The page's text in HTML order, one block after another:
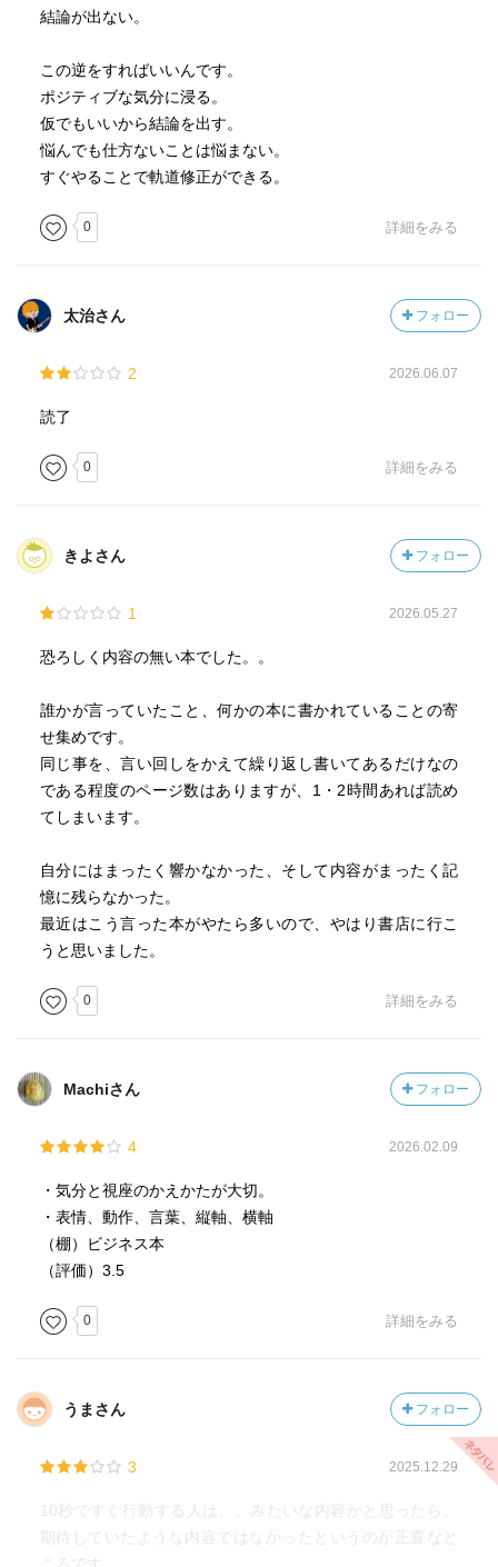
結論が出ない。
この逆をすればいいんです。
ポジティブな気分に浸る。
仮でもいいから結論を出す。
悩んでも仕方ないことは悩まない。
すぐやることで軌道修正ができる。
0 詳細をみる
太治さん フォロー
2 2026.06.07
読了
0 詳細をみる
きよさん フォロー
1 2026.05.27
恐ろしく内容の無い本でした。。
誰かが言っていたこと、何かの本に書かれていることの寄
せ集めです。
同じ事を、言い回しをかえて繰り返し書いてあるだけなの
である程度のページ数はありますが、1・2時間あれば読め
てしまいます。
自分にはまったく響かなかった、そして内容がまったく記
憶に残らなかった。
最近はこう言った本がやたら多いので、やはり書店に行こ
うと思いました。
0 詳細をみる
Machiさん フォロー
4 2026.02.09
・気分と視座のかえかたが大切。
・表情、動作、言葉、縦軸、横軸
（棚）ビジネス本
（評価）3.5
0 詳細をみる
うまさん フォロー
3 2025.12.29
10秒ですぐ行動する人は、、みたいな内容かと思ったら、
期待していたような内容ではなかったというのが正直なと